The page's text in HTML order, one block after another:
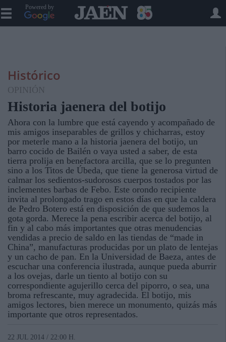
Powered by
Histórico
OPINIÓN
Historia jaenera del botijo
Ahora con la lumbre que está cayendo y acompañado de
mis amigos inseparables de grillos y chicharras, estoy
por meterle mano a la historia jaenera del botijo, un
barro cocido de Bailén o vaya usted a saber, de esta
tierra prolija en benefactora arcilla, que se lo pregunten
sino a los Titos de Úbeda, que tiene la generosa virtud de
calmar los sedientos-sudorosos cuerpos tostados por las
inclementes barbas de Febo. Este orondo recipiente
invita al prolongado trago en estos días en que la caldera
de Pedro Botero está en disposición de que sudemos la
gota gorda. Merece la pena escribir acerca del botijo, al
fin y al cabo más importantes que otras menudencias
vendidas a precio de saldo en las tiendas de “made in
China”, manufacturas producidas por un plato de lentejas
y un cacho de pan. En la Universidad de Baeza, antes de
escuchar una conferencia ilustrada, aunque pueda aburrir
a los ovejas, darle un tiento al botijo con su
correspondiente agujerillo cerca del piporro, o sea, una
broma refrescante, muy agradecida. El botijo, mis
amigos lectores, bien merece un monumento, quizás más
importante que otros representados.
22 JUL 2014 / 22:00 H.